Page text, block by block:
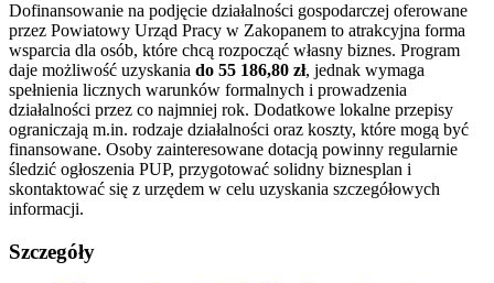
Dofinansowanie na podjęcie działalności gospodarczej oferowane
przez Powiatowy Urząd Pracy w Zakopanem to atrakcyjna forma
wsparcia dla osób, które chcą rozpocząć własny biznes. Program
daje możliwość uzyskania do 55 186,80 zł, jednak wymaga
spełnienia licznych warunków formalnych i prowadzenia
działalności przez co najmniej rok. Dodatkowe lokalne przepisy
ograniczają m.in. rodzaje działalności oraz koszty, które mogą być
finansowane. Osoby zainteresowane dotacją powinny regularnie
śledzić ogłoszenia PUP, przygotować solidny biznesplan i
skontaktować się z urzędem w celu uzyskania szczegółowych
informacji.
Szczegóły